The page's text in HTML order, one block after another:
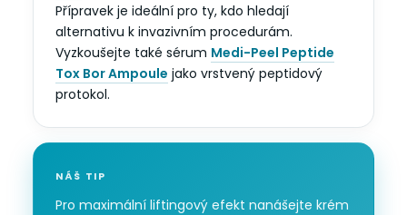
Přípravek je ideální pro ty, kdo hledají
alternativu k invazivním procedurám.
Vyzkoušejte také sérum Medi-Peel Peptide
Tox Bor Ampoule jako vrstvený peptidový
protokol.
NÁŠ TIP
Pro maximální liftingový efekt nanášejte krém